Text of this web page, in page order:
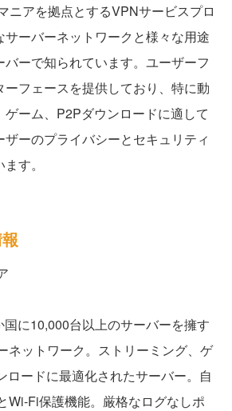
ニアを拠点とするVPNサービスプロ
ーバーネットワークと様々な用途
ーで知られています。ユーザーフ
ーフェースを提供しており、特に動
ーム、P2Pダウンロードに適して
ーのプライバシーとセキュリティ
す。
に10,000台以上のサーバーを擁す
ネットワーク。ストリーミング、ゲ
ロードに最適化されたサーバー。自
Wi-Fi保護機能。厳格なログなしポ